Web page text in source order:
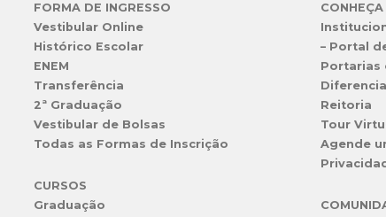
FORMA DE INGRESSO
Vestibular Online
Histórico Escolar
ENEM
Transferência
2ª Graduação
Vestibular de Bolsas
Todas as Formas de Inscrição
CURSOS
Graduação
– Portal
Portarias
Reitoria
Tour
Agende